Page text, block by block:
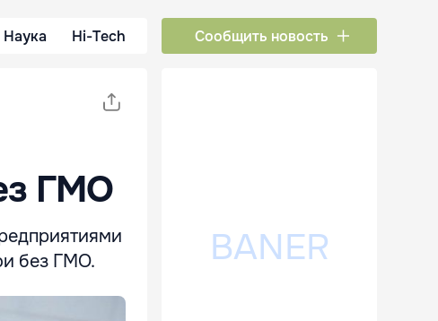
Наука Hi-Tech Сообщить новость
ГМО
без ГМО.